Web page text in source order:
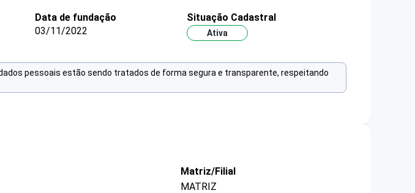
Data de fundação
03/11/2022
Situação Cadastral
Ativa
pessoais estão sendo tratados de forma segura e transparente, respeitando
Matriz/Filial
MATRIZ